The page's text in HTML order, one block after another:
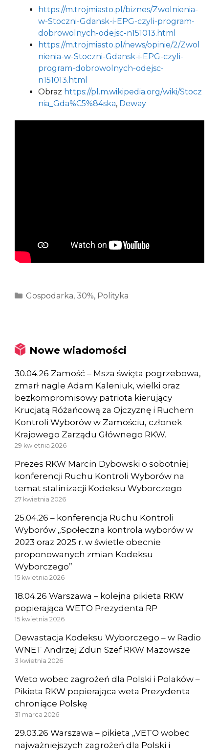
https://m.trojmiasto.pl/biznes/Zwolnienia-
w-Stoczni-Gdansk-i-EPG-czyli-program-
dobrowolnych-odejsc-n151013.html
https://m.trojmiasto.pl/news/opinie/2/Zwol
nienia-w-Stoczni-Gdansk-i-EPG-czyli-
program-dobrowolnych-odejsc-
n151013.html
Obraz https://pl.m.wikipedia.org/wiki/Stocz
nia_Gda%C5%84ska, Deway
Kategorie
Gospodarka, 30%, Polityka
Nowe wiadomości
30.04.26 Zamość – Msza święta pogrzebowa,
zmarł nagle Adam Kaleniuk, wielki oraz
bezkompromisowy patriota kierujący
Krucjatą Różańcową za Ojczyznę i Ruchem
Kontroli Wyborów w Zamościu, członek
Krajowego Zarządu Głównego RKW.
29 kwietnia 2026
Prezes RKW Marcin Dybowski o sobotniej
konferencji Ruchu Kontroli Wyborów na
temat stalinizacji Kodeksu Wyborczego
27 kwietnia 2026
25.04.26 – konferencja Ruchu Kontroli
Wyborów „Społeczna kontrola wyborów w
2023 oraz 2025 r. w świetle obecnie
proponowanych zmian Kodeksu
Wyborczego”
15 kwietnia 2026
18.04.26 Warszawa – kolejna pikieta RKW
popierająca WETO Prezydenta RP
15 kwietnia 2026
Dewastacja Kodeksu Wyborczego – w Radio
WNET Andrzej Zdun Szef RKW Mazowsze
3 kwietnia 2026
Weto wobec zagrożeń dla Polski i Polaków –
Pikieta RKW popierająca weta Prezydenta
chroniące Polskę
31 marca 2026
29.03.26 Warszawa – pikieta „VETO wobec
najważniejszych zagrożeń dla Polski i